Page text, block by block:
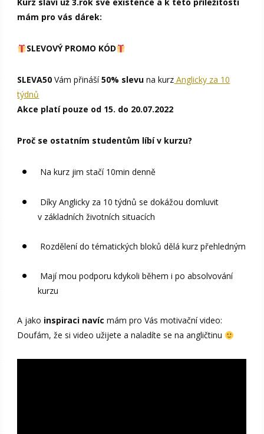
Kurz slaví už 3.rok své existence a k této příležitosti
mám pro vás dárek:
SLEVOVÝ PROMO KÓD
SLEVA50 Vám přináší50% slevuna kurz Anglicky za 10
týdnů
Akce platí pouze od 15. do 20.07.2022
Proč se ostatním studentům líbí v kurzu?
Na kurz jim stačí 10min denně
Díky Anglicky za 10 týdnů se dokážou domluvit
v základních životních situacích
Rozdělení do tématických bloků dělá kurz přehledným
Mají mou podporu kdykoli během i po absolvování
kurzu
A jako inspiraci navícmám pro Vás motivační video:
Doufám, že si video užijete a naladíte se na angličtinu